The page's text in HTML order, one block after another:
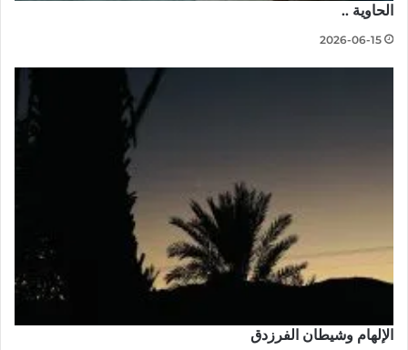
الحاوية ..
2026-06-15
الإلهام وشيطان الفرزدق